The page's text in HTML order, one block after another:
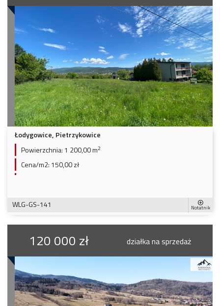
Łodygowice, Pietrzykowice
Powierzchnia: 1 200,00 m2
Cena/m2: 150,00 zł
WLG-GS-141 Notatnik
120 000 zł działka na sprzedaż